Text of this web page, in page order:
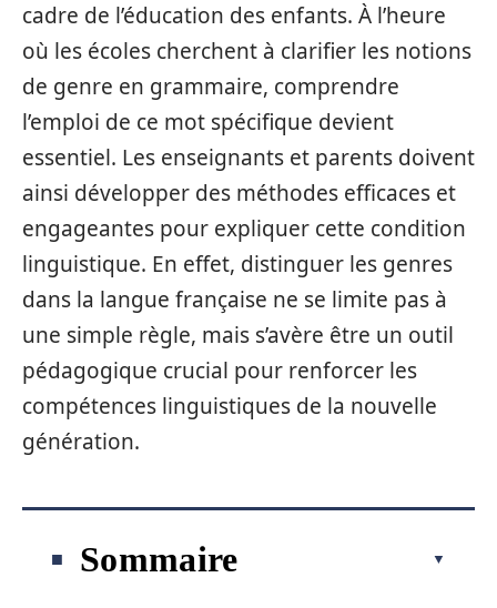
cadre de l’éducation des enfants. À l’heure
où les écoles cherchent à clarifier les notions
de genre en grammaire, comprendre
l’emploi de ce mot spécifique devient
essentiel. Les enseignants et parents doivent
ainsi développer des méthodes efficaces et
engageantes pour expliquer cette condition
linguistique. En effet, distinguer les genres
dans la langue française ne se limite pas à
une simple règle, mais s’avère être un outil
pédagogique crucial pour renforcer les
compétences linguistiques de la nouvelle
génération.
Sommaire